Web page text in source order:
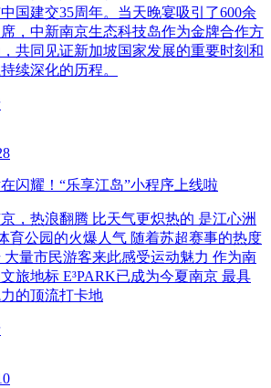
国建交35周年。当天晚宴吸引了600余
，中新南京生态科技岛作为金牌合作方
共同见证新加坡国家发展的重要时刻和
续深化的历程。
闪耀！“乐享江岛”小程序上线啦
，热浪翻腾 比天气更炽热的 是江心洲
育公园的火爆人气 随着苏超赛事的热度
大量市民游客来此感受运动魅力 作为南
旅地标 E³PARK已成为今夏南京 最具
的顶流打卡地